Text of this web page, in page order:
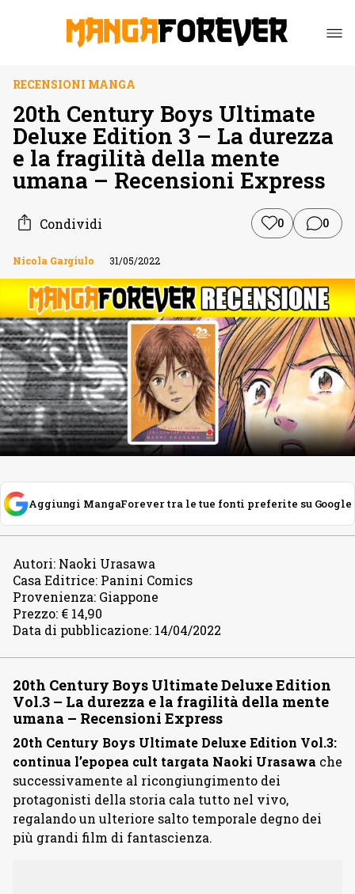
RECENSIONI MANGA
20th Century Boys Ultimate
Deluxe Edition 3 – La durezza
e la fragilità della mente
umana – Recensioni Express
Condividi 0 0
Nicola Gargiulo 31/05/2022
Aggiungi MangaForever tra le tue fonti preferite su Google
Autori: Naoki Urasawa
Casa Editrice: Panini Comics
Provenienza: Giappone
Prezzo: € 14,90
Data di pubblicazione: 14/04/2022
20th Century Boys Ultimate Deluxe Edition
Vol.3 – La durezza e la fragilità della mente
umana – Recensioni Express
20th Century Boys Ultimate Deluxe Edition Vol.3:
continua l’epopea cult targata Naoki Urasawa che
successivamente al ricongiungimento dei
protagonisti della storia cala tutto nel vivo,
regalando un ulteriore salto temporale degno dei
più grandi film di fantascienza.